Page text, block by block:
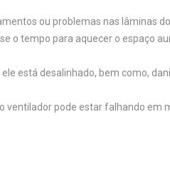
ou problemas nas lâminas
o tempo para aquecer o espaço
está desalinhado, bem como,
pode estar falhando em